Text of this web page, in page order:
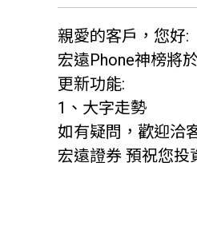
親愛的客戶，您好:
宏遠Phone神榜將
更新功能:
1、大字走勢
如有疑問，歡迎洽
宏遠證券 預祝您投